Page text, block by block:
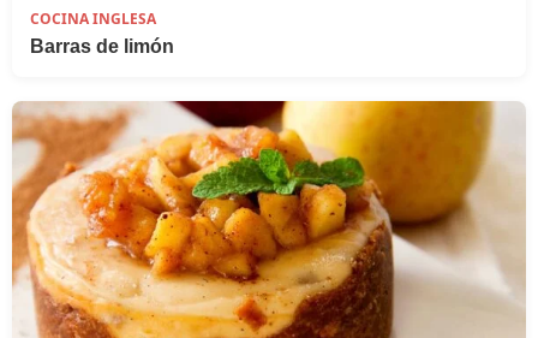
COCINA INGLESA
Barras de limón